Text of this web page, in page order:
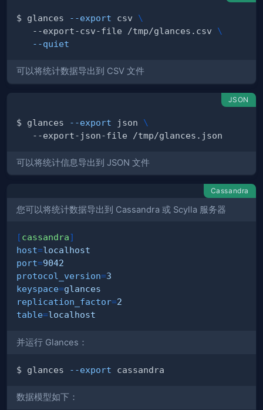
$ glances --export csv \
   --export-csv-file /tmp/glances.csv
\
--quiet
可以将统计数据导出到 CSV 文件
JSON
$ glances --export json \
可以将统计信息导出到 JSON 文件
Cassandra
您可以将统计数据导出到 Cassandra 或 Scylla 服务器
[cassandra]
host=localhost
port=9042
protocol_version=3
keyspace=glances
replication_factor=2
table=localhost
并运行 Glances：
$ glances --export
数据模型如下：